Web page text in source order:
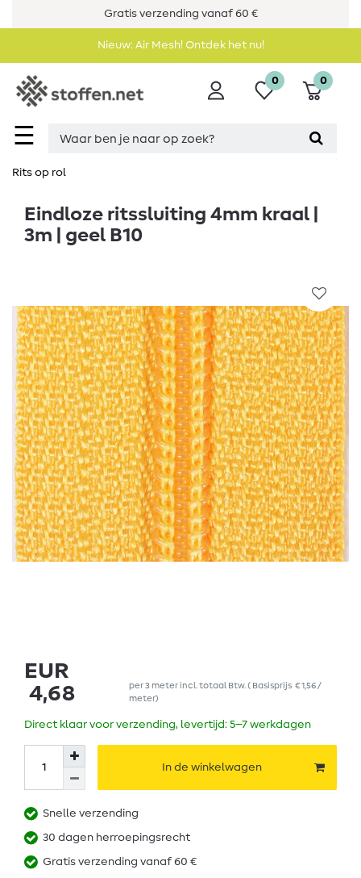
Gratis verzending vanaf 60 €
Nieuw: Air Mesh! Ontdek het nu!
☰
0 0
Rits op rol
Eindloze ritssluiting 4mm kraal |
3m | geel B10
EUR
4,68
per3 meter incl. totaal Btw.( Basisprijs € 1,56 /
meter)
Direct klaar voor verzending, levertijd: 5–7 werkdagen
In de winkelwagen
Snelle verzending
30 dagen herroepingsrecht
Gratis verzending vanaf 60 €